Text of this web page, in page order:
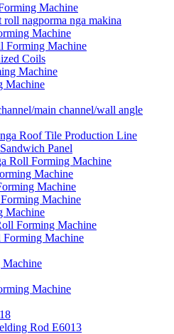
Machine
roll nagporma nga makina
Machine
Forming Machine
Coils
Machine
Machine
main channel/wall angle
Roof Tile Production Line
Panel
Roll Forming Machine
Machine
Machine
Machine
Machine
Forming Machine
Machine
Machine
Rod E6013